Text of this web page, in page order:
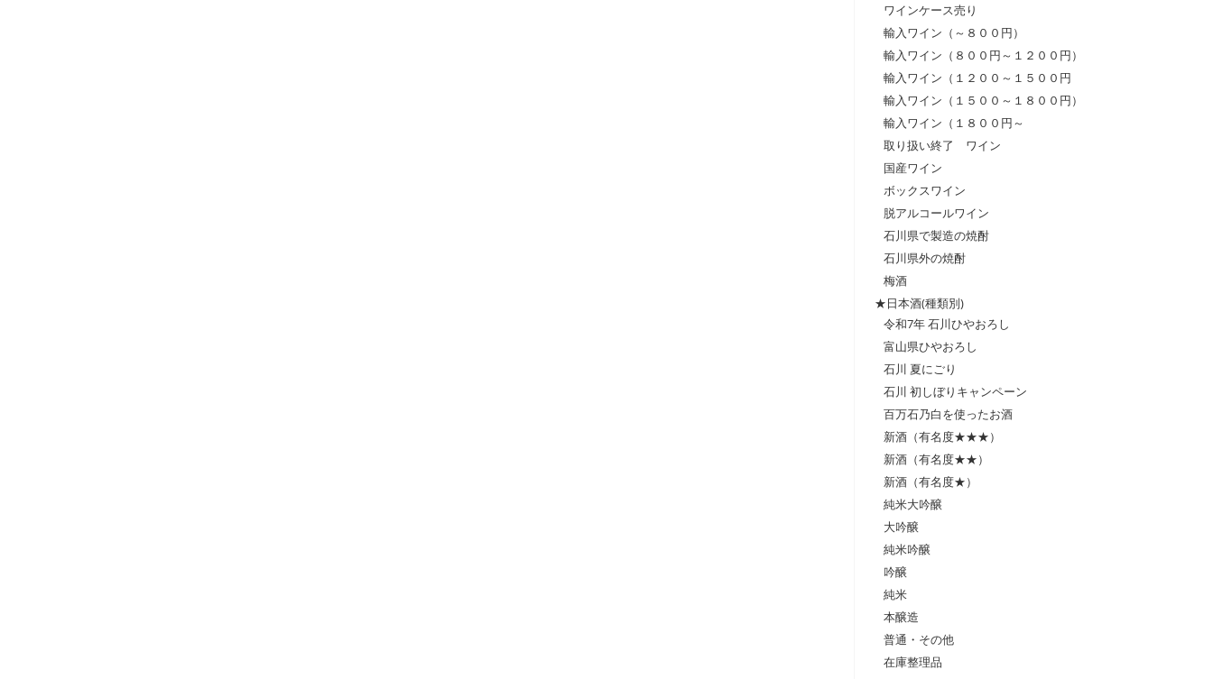
ワインケース売り
輸入ワイン（～８００円）
輸入ワイン（８００円～１２００円）
輸入ワイン（１２００～１５００円
輸入ワイン（１５００～１８００円）
輸入ワイン（１８００円～
取り扱い終了 ワイン
国産ワイン
ボックスワイン
脱アルコールワイン
石川県で製造の焼酎
石川県外の焼酎
梅酒
★日本酒(種類別)
令和7年 石川ひやおろし
富山県ひやおろし
石川 夏にごり
石川 初しぼりキャンペーン
百万石乃白を使ったお酒
新酒（有名度★★★）
新酒（有名度★★）
新酒（有名度★）
純米大吟醸
大吟醸
純米吟醸
吟醸
純米
本醸造
普通・その他
在庫整理品